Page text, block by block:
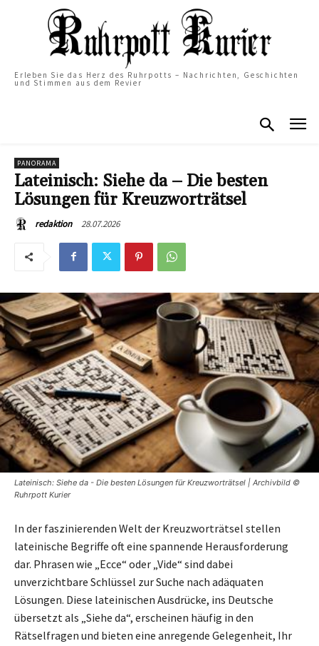
Erleben Sie das Herz des Ruhrpotts – Nachrichten, Geschichten
und Stimmen aus dem Revier
PANORAMA
Lateinisch: Siehe da – Die besten
Lösungen für Kreuzworträtsel
redaktion 28.07.2026
Lateinisch: Siehe da - Die besten Lösungen für Kreuzworträtsel | Archivbild ©
Ruhrpott Kurier
In der faszinierenden Welt der Kreuzworträtsel stellen
lateinische Begriffe oft eine spannende Herausforderung
dar. Phrasen wie „Ecce“ oder „Vide“ sind dabei
unverzichtbare Schlüssel zur Suche nach adäquaten
Lösungen. Diese lateinischen Ausdrücke, ins Deutsche
übersetzt als „Siehe da“, erscheinen häufig in den
Rätselfragen und bieten eine anregende Gelegenheit, Ihr